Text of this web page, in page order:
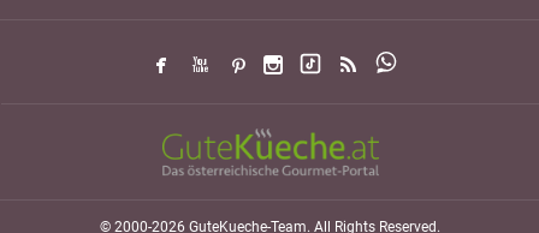
© 2000-2026 GuteKueche-Team. All Rights Reserved.